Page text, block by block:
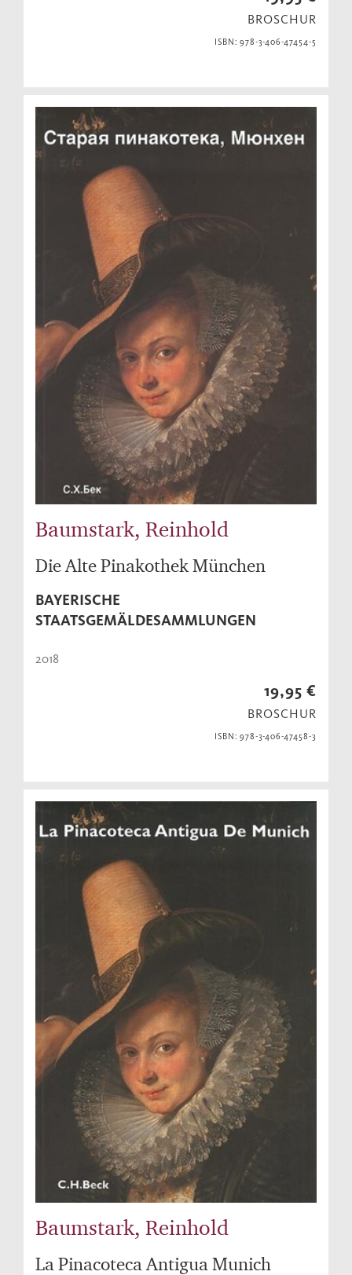
BROSCHUR
ISBN: 978-3-406-47454-5
Baumstark, Reinhold
Die Alte Pinakothek München
BAYERISCHE
STAATSGEMÄLDESAMMLUNGEN
2018
19,95 €
BROSCHUR
ISBN: 978-3-406-47458-3
Baumstark, Reinhold
La Pinacoteca Antigua Munich